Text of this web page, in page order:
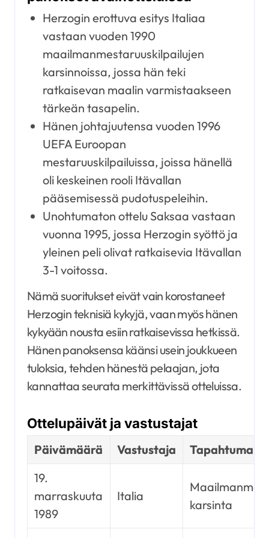
Herzogin erottuva esitys Italiaa
vastaan vuoden 1990
maailmanmestaruuskilpailujen
karsinnoissa, jossa hän teki
ratkaisevan maalin varmistaakseen
tärkeän tasapelin.
Hänen johtajuutensa vuoden 1996
UEFA Euroopan
mestaruuskilpailuissa, joissa hänellä
oli keskeinen rooli Itävallan
pääsemisessä pudotuspeleihin.
Unohtumaton ottelu Saksaa vastaan
vuonna 1995, jossa Herzogin syöttö ja
yleinen peli olivat ratkaisevia Itävallan
3-1 voitossa.
Nämä suoritukset eivät vain korostaneet
Herzogin teknisiä kykyjä, vaan myös hänen
kykyään nousta esiin ratkaisevissa hetkissä.
Hänen panoksensa käänsi usein joukkueen
tuloksia, tehden hänestä pelaajan, jota
kannattaa seurata merkittävissä otteluissa.
Ottelupäivät ja vastustajat
Päivämäärä Vastustaja
Tapahtuma
19.
marraskuuta
1989
Italia
karsinta